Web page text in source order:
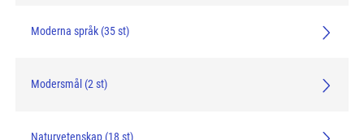
Moderna språk (35 st)
Modersmål (2 st)
Naturvetenskap (18 st)